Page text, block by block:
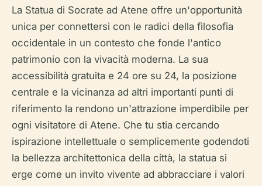
La Statua di Socrate ad Atene offre un'opportunità
unica per connettersi con le radici della filosofia
occidentale in un contesto che fonde l'antico
patrimonio con la vivacità moderna. La sua
accessibilità gratuita e 24 ore su 24, la posizione
centrale e la vicinanza ad altri importanti punti di
riferimento la rendono un'attrazione imperdibile per
ogni visitatore di Atene. Che tu stia cercando
ispirazione intellettuale o semplicemente godendoti
la bellezza architettonica della città, la statua si
erge come un invito vivente ad abbracciare i valori